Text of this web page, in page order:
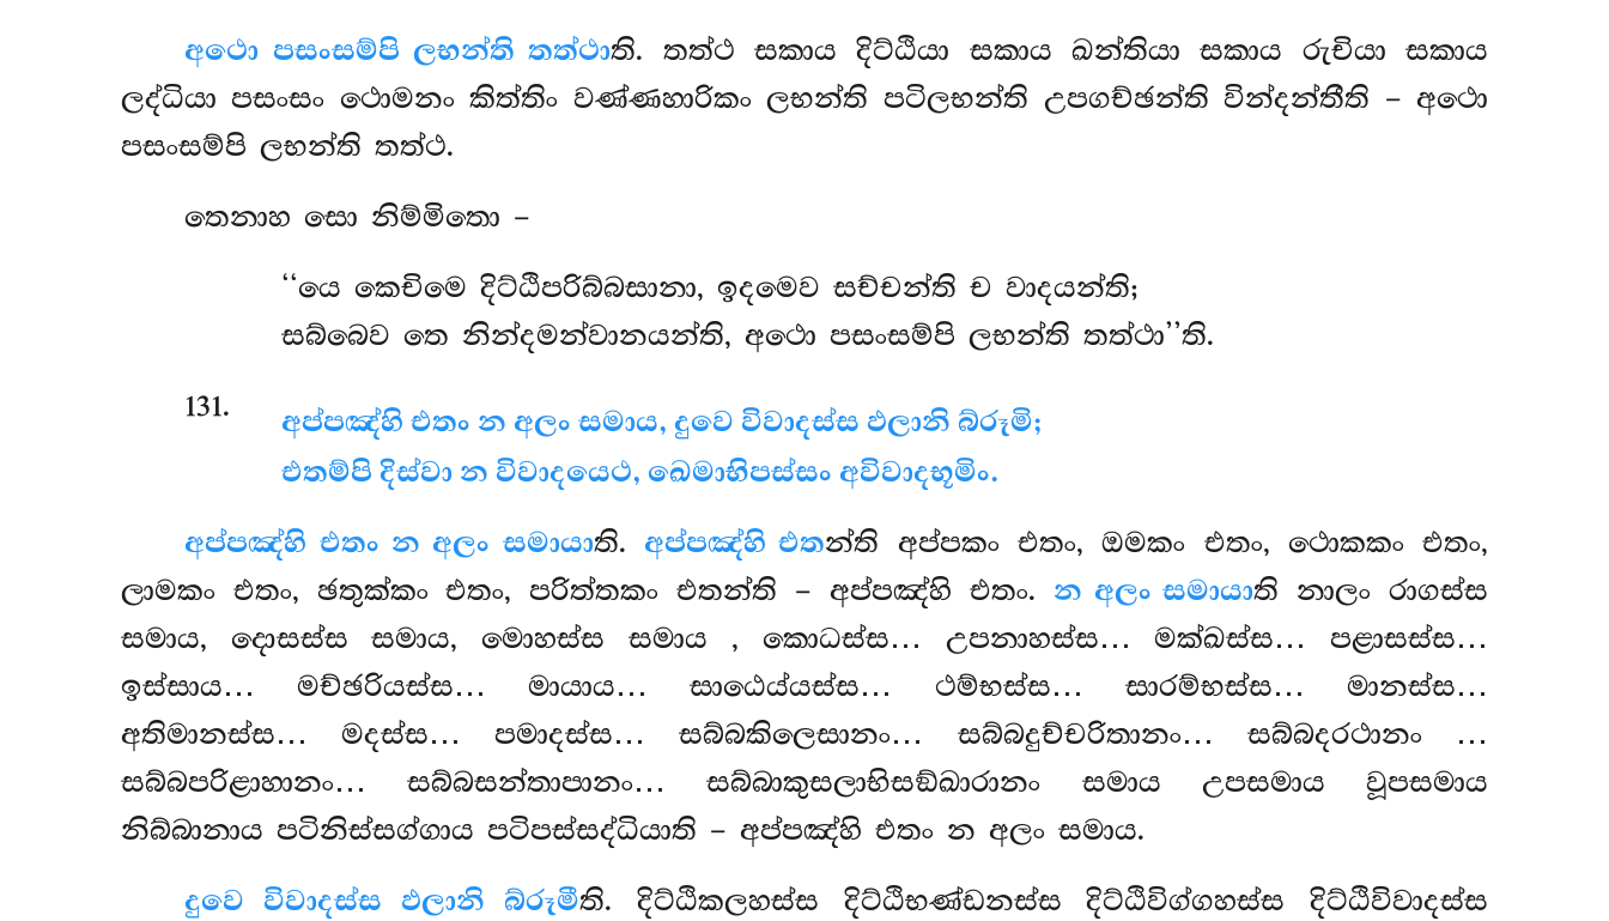
අථො පසංසම්පි ලභන්ති තත්ථාති. තත්ථ සකාය දිට්ඨියා සකාය ඛන්තියා සකාය රුචියා සකාය
ලද්ධියා පසංසං ථොමනං කිත්තිං වණ්ණහාරිකං ලභන්ති පටිලභන්ති උපගච්ඡන්ති වින්දන්තීති – අථො
පසංසම්පි ලභන්ති තත්ථ.
තෙනාහ සො නිම්මිතො –
‘‘යෙ කෙචිමෙ දිට්ඨිපරිබ්බසානා, ඉදමෙව සච්චන්ති ච වාදයන්ති;
සබ්බෙව තෙ නින්දමන්වානයන්ති, අථො පසංසම්පි ලභන්ති තත්ථා’’ති.
131.
අප්පඤ්හි එතං න අලං සමාය, දුවෙ විවාදස්ස ඵලානි බ්රූමි;
එතම්පි දිස්වා න විවාදයෙථ, ඛෙමාභිපස්සං අවිවාදභූමිං.
අප්පඤ්හි එතං න අලං සමායාති. අප්පඤ්හි එතන්ති අප්පකං එතං, ඔමකං එතං, ථොකකං එතං,
ලාමකං එතං, ඡතුක්කං එතං, පරිත්තකං එතන්ති – අප්පඤ්හි එතං. න අලං සමායාති නාලං රාගස්ස
සමාය, දොසස්ස සමාය, මොහස්ස සමාය , කොධස්ස… උපනාහස්ස… මක්ඛස්ස… පළාසස්ස…
ඉස්සාය… මච්ඡරියස්ස… මායාය… සාඨෙය්යස්ස… ථම්භස්ස… සාරම්භස්ස… මානස්ස…
අතිමානස්ස… මදස්ස… පමාදස්ස… සබ්බකිලෙසානං… සබ්බදුච්චරිතානං… සබ්බදරථානං
…
සබ්බපරිළාහානං… සබ්බසන්තාපානං… සබ්බාකුසලාභිසඞ්ඛාරානං සමාය උපසමාය වූපසමාය
නිබ්බානාය පටිනිස්සග්ගාය පටිපස්සද්ධියාති – අප්පඤ්හි එතං න අලං සමාය.
දුවෙ විවාදස්ස ඵලානි බ්රූමීති. දිට්ඨිකලහස්ස දිට්ඨිභණ්ඩනස්ස දිට්ඨිවිග්ගහස්ස දිට්ඨිවිවාදස්ස